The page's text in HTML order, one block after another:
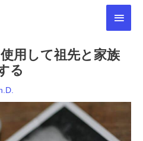
メ
ン
ニ
ュ
用して祖先と家族
る